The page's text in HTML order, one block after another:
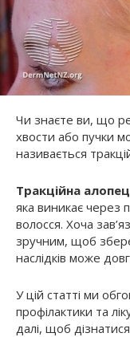
Чи знаєте ви, що
хвости або пучки
називається
Тракційна
яка виникає через
волосся. Хоча
зручним, щоб
наслідків може
У цій статті ми
профілактики та
далі, щоб